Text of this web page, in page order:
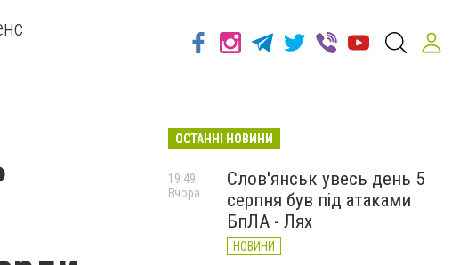
ОСТАННІ НОВИНИ
Слов'янськ увесь день 5
серпня був під атаками
БпЛА - Лях
НОВИНИ
19:49
Вчора